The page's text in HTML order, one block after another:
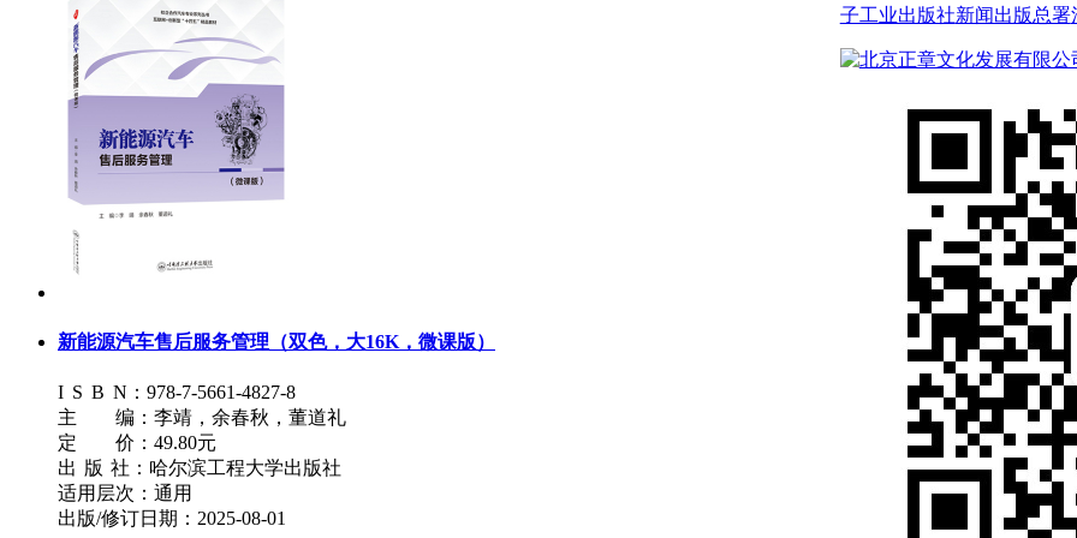
新能源汽车售后服务管理（双色，大16K，微课版）
I S B N：978-7-5661-4827-8
主 编：李靖，余春秋，董道礼
定 价：49.80元
出 版 社：哈尔滨工程大学出版社
适用层次：通用
出版/修订日期：2025-08-01
子工业出版社新闻出版总署